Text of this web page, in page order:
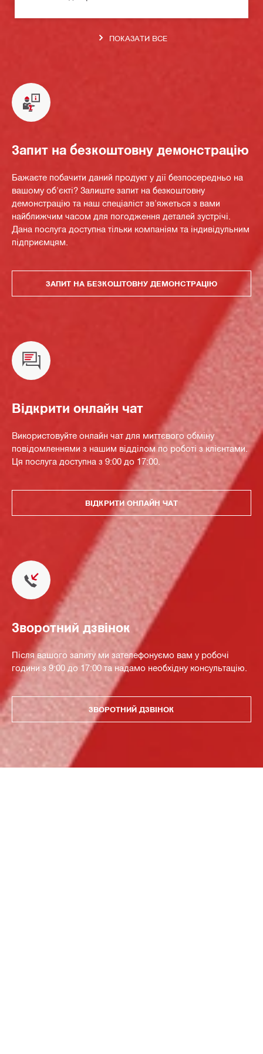
ПОКАЗАТИ ВСЕ
Запит на безкоштовну демонстрацію
Бажаєте побачити даний продукт у дії безпосередньо на
вашому об'єкті? Залиште запит на безкоштовну
демонстрацію та наш спеціаліст зв'яжеться з вами
найближчим часом для погодження деталей зустрічі.
Дана послуга доступна тільки компаніям та індивідульним
підприємцям.
ЗАПИТ НА БЕЗКОШТОВНУ ДЕМОНСТРАЦІЮ
Відкрити онлайн чат
Використовуйте онлайн чат для миттєвого обміну
повідомленнями з нашим відділом по роботі з клієнтами.
Ця послуга доступна з 9:00 до 17:00.
ВІДКРИТИ ОНЛАЙН ЧАТ
Зворотний дзвінок
Після вашого запиту ми зателефонуємо вам у робочі
години з 9:00 до 17:00 та надамо необхідну консультацію.
ЗВОРОТНИЙ ДЗВІНОК